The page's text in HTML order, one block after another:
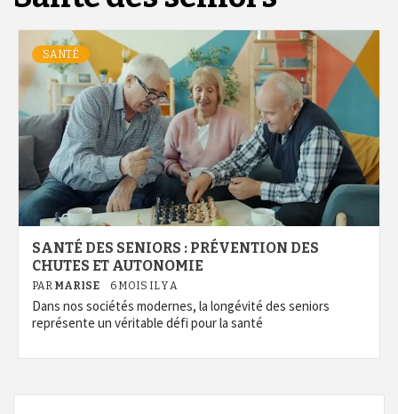
SANTÉ
SANTÉ DES SENIORS : PRÉVENTION DES
CHUTES ET AUTONOMIE
PAR MARISE 6 MOIS IL Y A
Dans nos sociétés modernes, la longévité des seniors
représente un véritable défi pour la santé